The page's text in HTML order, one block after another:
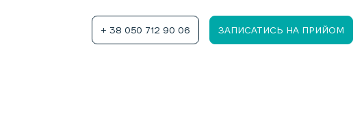
+ 38 050 712 90 06 ЗАПИСАТИСЬ НА ПРИЙОМ